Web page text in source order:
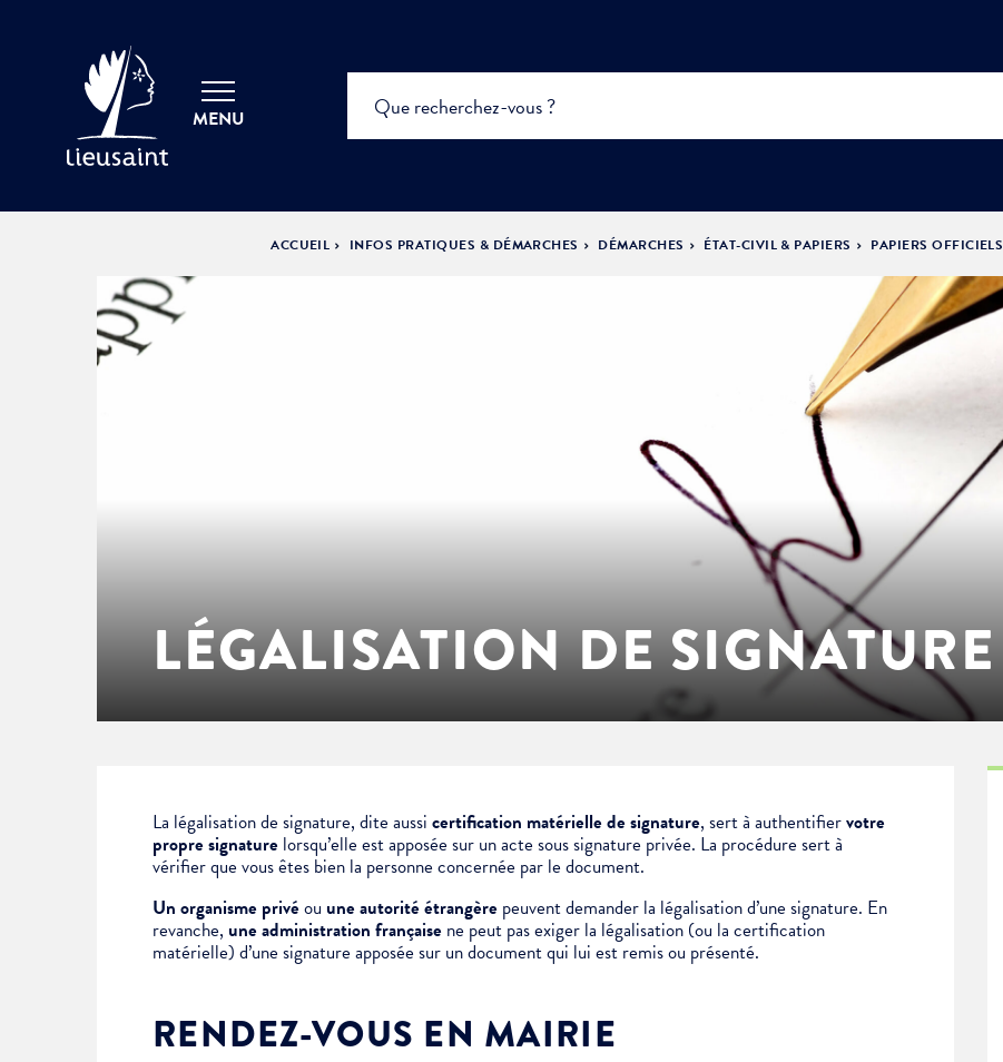
MENU
Cadre de vie
Culture
Solidarité
Annuaires & carte interactive
Je suis senior
Je suis étudiant
Logement
État-civil & papiers
Location de salles
Urbanisme
Séances du Conseil municipal
Actes administratifs
Ville éducative
Ville écologique
DÉMOCRATIE
PARTICIPATIVE
ACCUEIL INFOS PRATIQUES & DÉMARCHES DÉMARCHES ÉTAT-CIVIL & PAPIERS PAPIERS OFFICIELS
LÉGALISATION DE SIGNATURE
La légalisation de signature, dite aussi certification matérielle de signature, sert à authentifiervotre
propre signature lorsqu’elle est apposée sur unacte sous signature privée. La procédure sert à
vérifier que vous êtes bien la personne concernée par le document.
Un organisme privéou une autorité étrangère peuvent demander la légalisation d’une signature. En
revanche, une administration française ne peut pas exiger la légalisation (ou la certification
matérielle) d’une signature apposée sur un document qui lui est remis ou présenté.
RENDEZ-VOUS EN MAIRIE